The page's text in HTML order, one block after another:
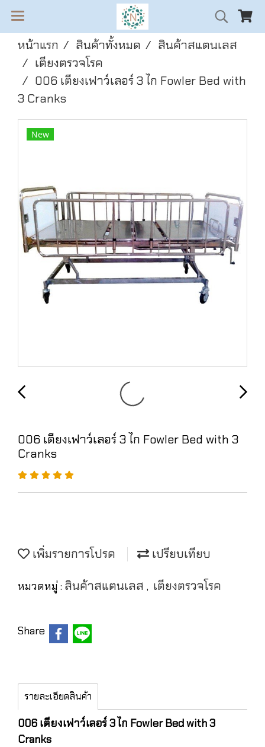
หน้าแรก สินค้าทั้งหมด
สินค้าสแตนเลส
เตียงตรวจโรค
006 เตียงเฟาว์เลอร์ 3 ไก Fowler Bed with
3 Cranks
New
006 เตียงเฟาว์เลอร์ 3 ไก Fowler Bed with 3
Cranks
เพิ่มรายการโปรด เปรียบเทียบ
หมวดหมู่ : สินค้าสแตนเลส , เตียงตรวจโรค
Share
รายละเอียดสินค้า
006 เตียงเฟาว์เลอร์ 3 ไก Fowler Bed with 3
Cranks